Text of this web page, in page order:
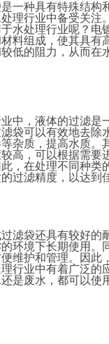
一种具有特殊结构
理行业中备受关注
水处理行业呢？电
料组成，使其具有
低的阻力，从而在
中，液体的过滤是
袋可以有效地去除
杂质，提高水质。
高，可以根据需要
，在处理不同种类
过滤精度，以达到
滤袋还具有较好的
环境下长期使用。
维护和管理。因此
行业中有着广泛的
是废水，都可以使